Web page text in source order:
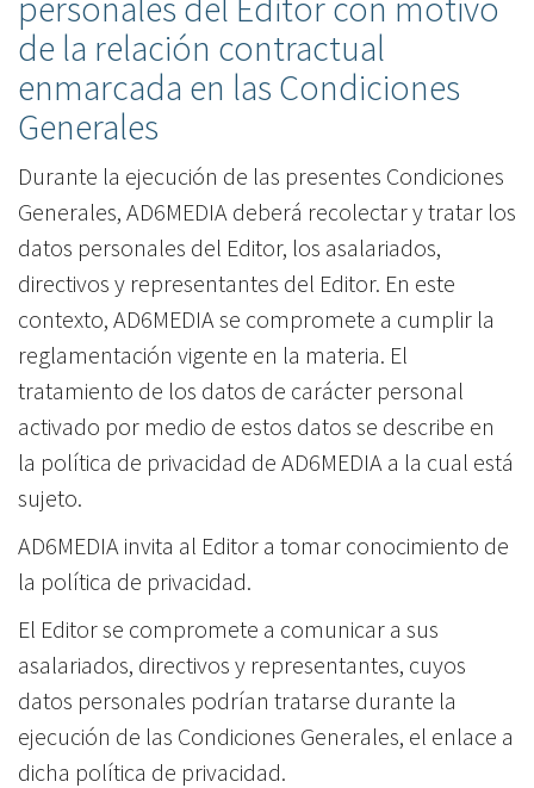
de la relación contractual
enmarcada en las Condiciones
Generales
Durante la ejecución de las presentes Condiciones
Generales, AD6MEDIA deberá recolectar y tratar los
datos personales del Editor, los asalariados,
directivos y representantes del Editor. En este
contexto, AD6MEDIA se compromete a cumplir la
reglamentación vigente en la materia. El
tratamiento de los datos de carácter personal
activado por medio de estos datos se describe en
la política de privacidad de AD6MEDIA a la cual está
sujeto.
AD6MEDIA invita al Editor a tomar conocimiento de
la política de privacidad.
El Editor se compromete a comunicar a sus
asalariados, directivos y representantes, cuyos
datos personales podrían tratarse durante la
ejecución de las Condiciones Generales, el enlace a
dicha política de privacidad.